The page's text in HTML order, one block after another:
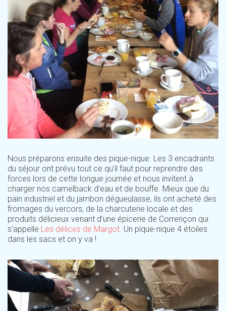
Nous préparons ensuite des pique-nique. Les 3 encadrants
du séjour ont prévu tout ce qu’il faut pour reprendre des
forces lors de cette longue journée et nous invitent à
charger nos camelback d’eau et de bouffe. Mieux que du
pain industriel et du jambon dégueulasse, ils ont acheté des
fromages du vercors, de la charcuterie locale et des
produits délicieux venant d’une épicerie de Corrençon qui
s’appelle Les délices de Margot . Un pique-nique 4 étoiles
dans les sacs et on y va !